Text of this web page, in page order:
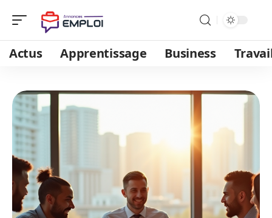
Actus Apprentissage Business